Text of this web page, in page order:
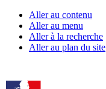
Aller au contenu
Aller au menu
Aller à la recherche
Aller au plan du site